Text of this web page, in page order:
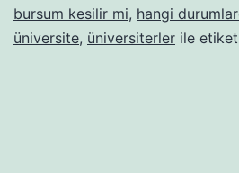
bursum kesilir mi, hangi
üniversite, üniversiterler ile